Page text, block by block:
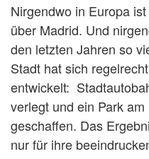
Nirgendwo in Europa
über Madrid. Und
den letzten Jahren so
Stadt hat sich
entwickelt:
verlegt und ein Park
geschaffen. Das
nur für ihre